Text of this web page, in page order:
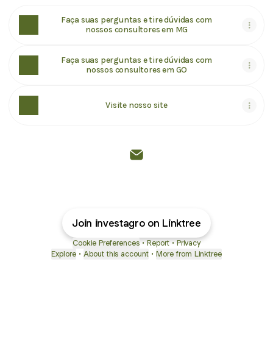
Faça suas perguntas e tire dúvidas com
nossos consultores em MG
Faça suas perguntas e tire dúvidas com
nossos consultores em GO
Visite nosso site
Join investagro on Linktree
Cookie Preferences • Report • Privacy
Explore • About this account • More from Linktree